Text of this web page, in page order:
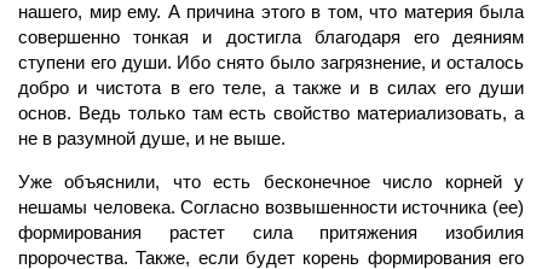
нашего, мир ему. А причина этого в том, что материя была
совершенно тонкая и достигла благодаря его деяниям
ступени его души. Ибо снято было загрязнение, и осталось
добро и чистота в его теле, а также и в силах его души
основ. Ведь только там есть свойство материализовать, а
не в разумной душе, и не выше.
Уже объяснили, что есть бесконечное число корней у
нешамы человека. Согласно возвышенности источника (ее)
формирования растет сила притяжения изобилия
пророчества. Также, если будет корень формирования его